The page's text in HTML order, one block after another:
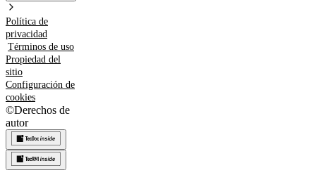
Política de
privacidad
Términos de uso
Propiedad del
sitio
Configuración de
cookies
©Derechos de
autor